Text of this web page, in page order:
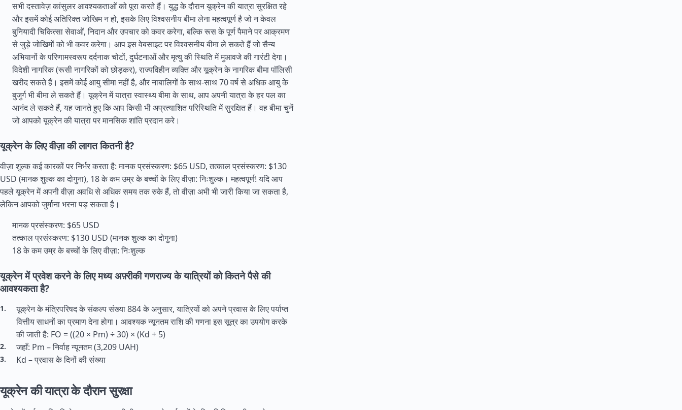
सभी दस्तावेज़ कांसुलर आवश्यकताओं को पूरा करते हैं। युद्ध के दौरान यूक्रेन की यात्रा सुरक्षित रहे
और इसमें कोई अतिरिक्त जोखिम न हो, इसके लिए विश्वसनीय बीमा लेना महत्वपूर्ण है जो न केवल
बुनियादी चिकित्सा सेवाओं, निदान और उपचार को कवर करेगा, बल्कि रूस के पूर्ण पैमाने पर आक्रमण
से जुड़े जोखिमों को भी कवर करेगा। आप इस वेबसाइट पर विश्वसनीय बीमा ले सकते हैं जो सैन्य
अभियानों के परिणामस्वरूप दर्दनाक चोटों, दुर्घटनाओं और मृत्यु की स्थिति में मुआवजे की गारंटी देगा।
विदेशी नागरिक (रूसी नागरिकों को छोड़कर), राज्यविहीन व्यक्ति और यूक्रेन के नागरिक बीमा पॉलिसी
खरीद सकते हैं। इसमें कोई आयु सीमा नहीं है, और नाबालिगों के साथ-साथ 70 वर्ष से अधिक आयु के
बुजुर्ग भी बीमा ले सकते हैं। यूक्रेन में यात्रा स्वास्थ्य बीमा के साथ, आप अपनी यात्रा के हर पल का
आनंद ले सकते हैं, यह जानते हुए कि आप किसी भी अप्रत्याशित परिस्थिति में सुरक्षित हैं। वह बीमा चुनें
जो आपको यूक्रेन की यात्रा पर मानसिक शांति प्रदान करे।
यूक्रेन के लिए वीज़ा की लागत कितनी है?
वीज़ा शुल्क कई कारकों पर निर्भर करता है: मानक प्रसंस्करण: $65 USD, तत्काल प्रसंस्करण: $130
USD (मानक शुल्क का दोगुना), 18 के कम उम्र के बच्चों के लिए वीज़ा: निःशुल्क। महत्वपूर्ण! यदि आप
पहले यूक्रेन में अपनी वीज़ा अवधि से अधिक समय तक रुके हैं, तो वीज़ा अभी भी जारी किया जा सकता है,
लेकिन आपको जुर्माना भरना पड़ सकता है।
मानक प्रसंस्करण: $65 USD
तत्काल प्रसंस्करण: $130 USD (मानक शुल्क का दोगुना)
18 के कम उम्र के बच्चों के लिए वीज़ा: निःशुल्क
यूक्रेन में प्रवेश करने के लिए मध्य अफ़्रीकी गणराज्य के यात्रियों को कितने पैसे की
आवश्यकता है?
यूक्रेन के मंत्रिपरिषद के संकल्प संख्या 884 के अनुसार, यात्रियों को अपने प्रवास के लिए पर्याप्त
वित्तीय साधनों का प्रमाण देना होगा। आवश्यक न्यूनतम राशि की गणना इस सूत्र का उपयोग करके
की जाती है: FO = ((20 × Pm) ÷ 30) × (Kd + 5)
जहाँ: Pm – निर्वाह न्यूनतम (3,209 UAH)
Kd – प्रवास के दिनों की संख्या
यूक्रेन की यात्रा के दौरान सुरक्षा